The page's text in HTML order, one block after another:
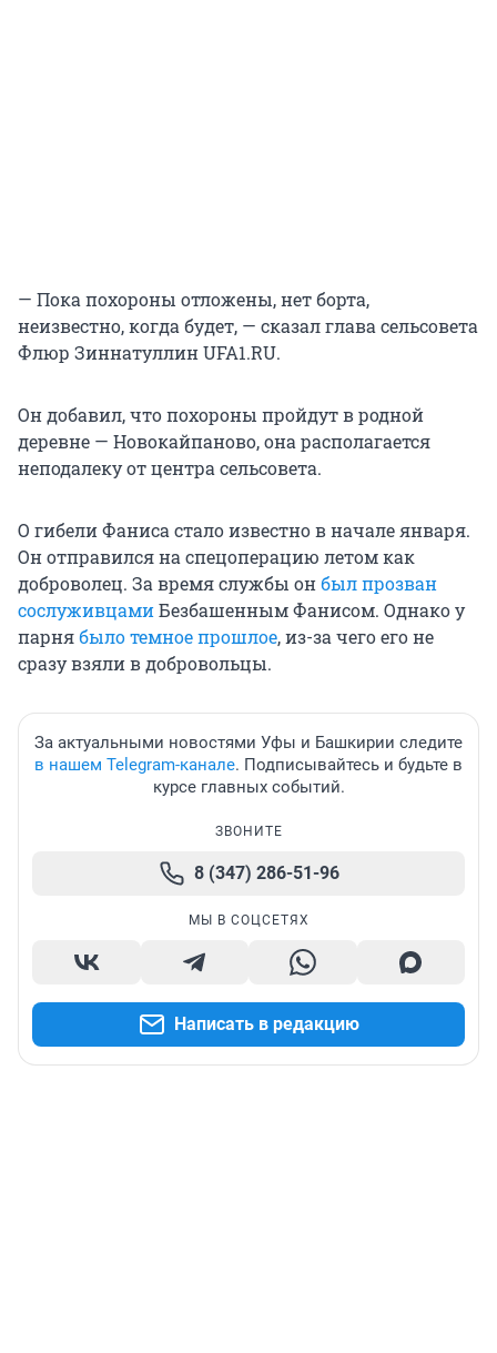
— Пока похороны отложены, нет борта,
неизвестно, когда будет, — сказал глава сельсовета
Флюр Зиннатуллин UFA1.RU.
Он добавил, что похороны пройдут в родной
деревне — Новокайпаново, она располагается
неподалеку от центра сельсовета.
О гибели Фаниса стало известно в начале января.
Он отправился на спецоперацию летом как
доброволец. За время службы онбыл прозван
сослуживцамиБезбашенным Фанисом. Однако у
парнябыло темное прошлое, из-за чего его не
сразу взяли в добровольцы.
За актуальными новостями Уфы и Башкирии следите
в нашем Telegram-канале. Подписывайтесь и будьте в
курсе главных событий.
ЗВОНИТЕ
8 (347) 286-51-96
МЫ В СОЦСЕТЯХ
Написать в редакцию